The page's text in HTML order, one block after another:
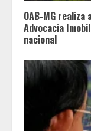
OAB-MG
Advocacia
nacional